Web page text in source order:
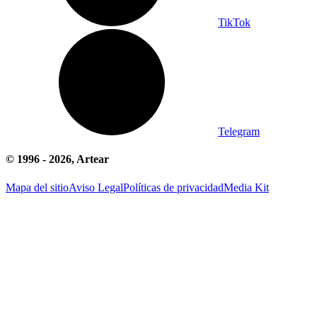
TikTok
Telegram
© 1996 - 2026, Artear
Mapa del sitioAviso LegalPolíticas de privacidadMedia Kit